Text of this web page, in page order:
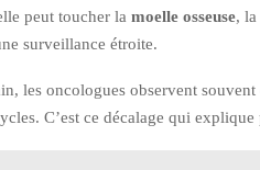
peut toucher la moelle osseuse,
surveillance étroite.
les oncologues observent
C’est ce décalage qui